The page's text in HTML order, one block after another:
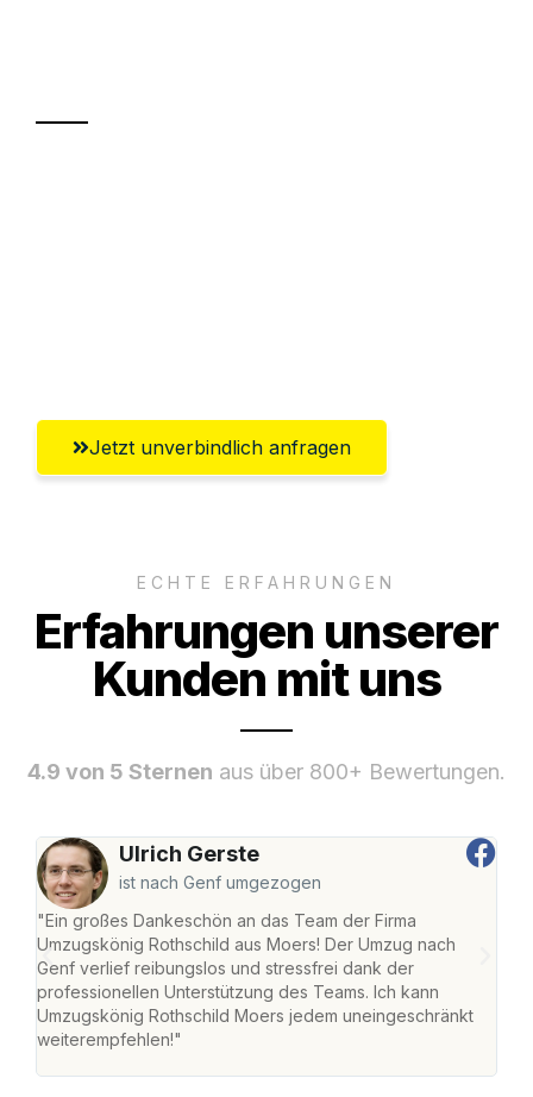
Jetzt unverbindlich anfragen
ECHTE ERFAHRUNGEN
Erfahrungen unserer
Kunden mit uns
4.9 von 5 Sternen aus über 800+ Bewertungen.
Ulrich Gerste
ist nach Genf umgezogen
"Ein großes Dankeschön an das Team der Firma
Umzugskönig Rothschild aus Moers! Der Umzug nach
Genf verlief reibungslos und stressfrei dank der
professionellen Unterstützung des Teams. Ich kann
Umzugskönig Rothschild Moers jedem uneingeschränkt
weiterempfehlen!"